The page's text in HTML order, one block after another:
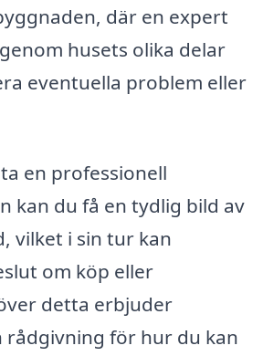
där en expert
husets olika delar
eventuella problem eller
en professionell
kan du få en tydlig bild av
vilket i sin tur kan
om köp eller
detta erbjuder
för hur du kan